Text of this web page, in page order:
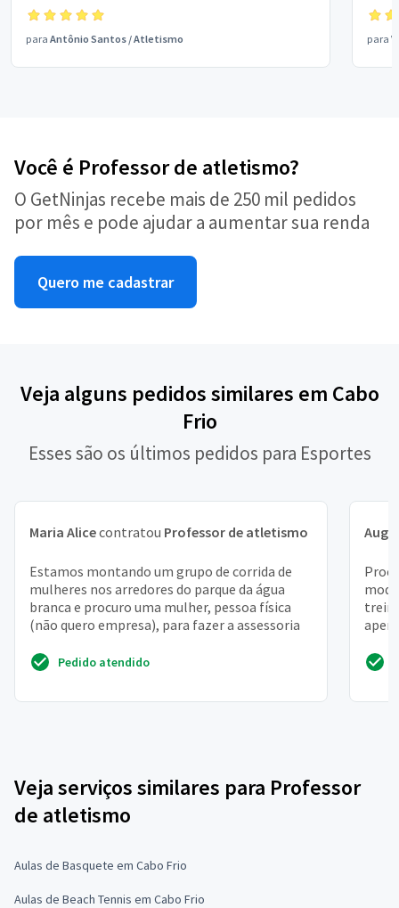
para Antônio Santos /Atletismo para
Você é Professor de atletismo?
O GetNinjas recebe mais de 250 mil pedidos
por mês e pode ajudar a aumentar sua renda
Quero me cadastrar
Veja alguns pedidos similares em Cabo
Frio
Esses são os últimos pedidos para Esportes
Maria Alicecontratou Professor de atletismo
Estamos montando um grupo de corrida de
mulheres nos arredores do parque da água
branca e procuro uma mulher, pessoa física
(não quero empresa), para fazer a assessoria
Pedido atendido
Veja serviços similares para Professor
de atletismo
Aulas de Basquete em Cabo Frio
Aulas de Beach Tennis em Cabo Frio